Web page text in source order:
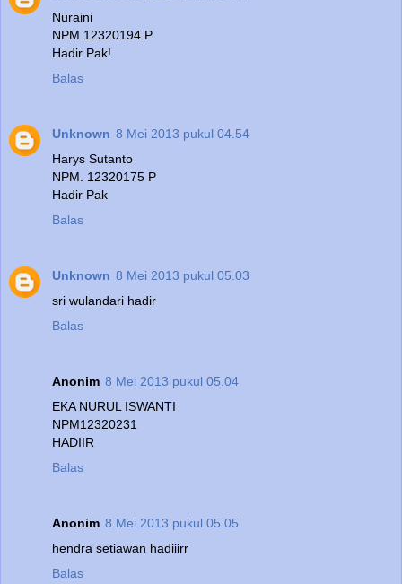
Nuraini
NPM 12320194.P
Hadir Pak!
Balas
Unknown 8 Mei 2013 pukul 04.54
Harys Sutanto
NPM. 12320175 P
Hadir Pak
Balas
Unknown 8 Mei 2013 pukul 05.03
sri wulandari hadir
Balas
Anonim 8 Mei 2013 pukul 05.04
EKA NURUL ISWANTI
NPM12320231
HADIIR
Balas
Anonim 8 Mei 2013 pukul 05.05
hendra setiawan hadiiirr
Balas